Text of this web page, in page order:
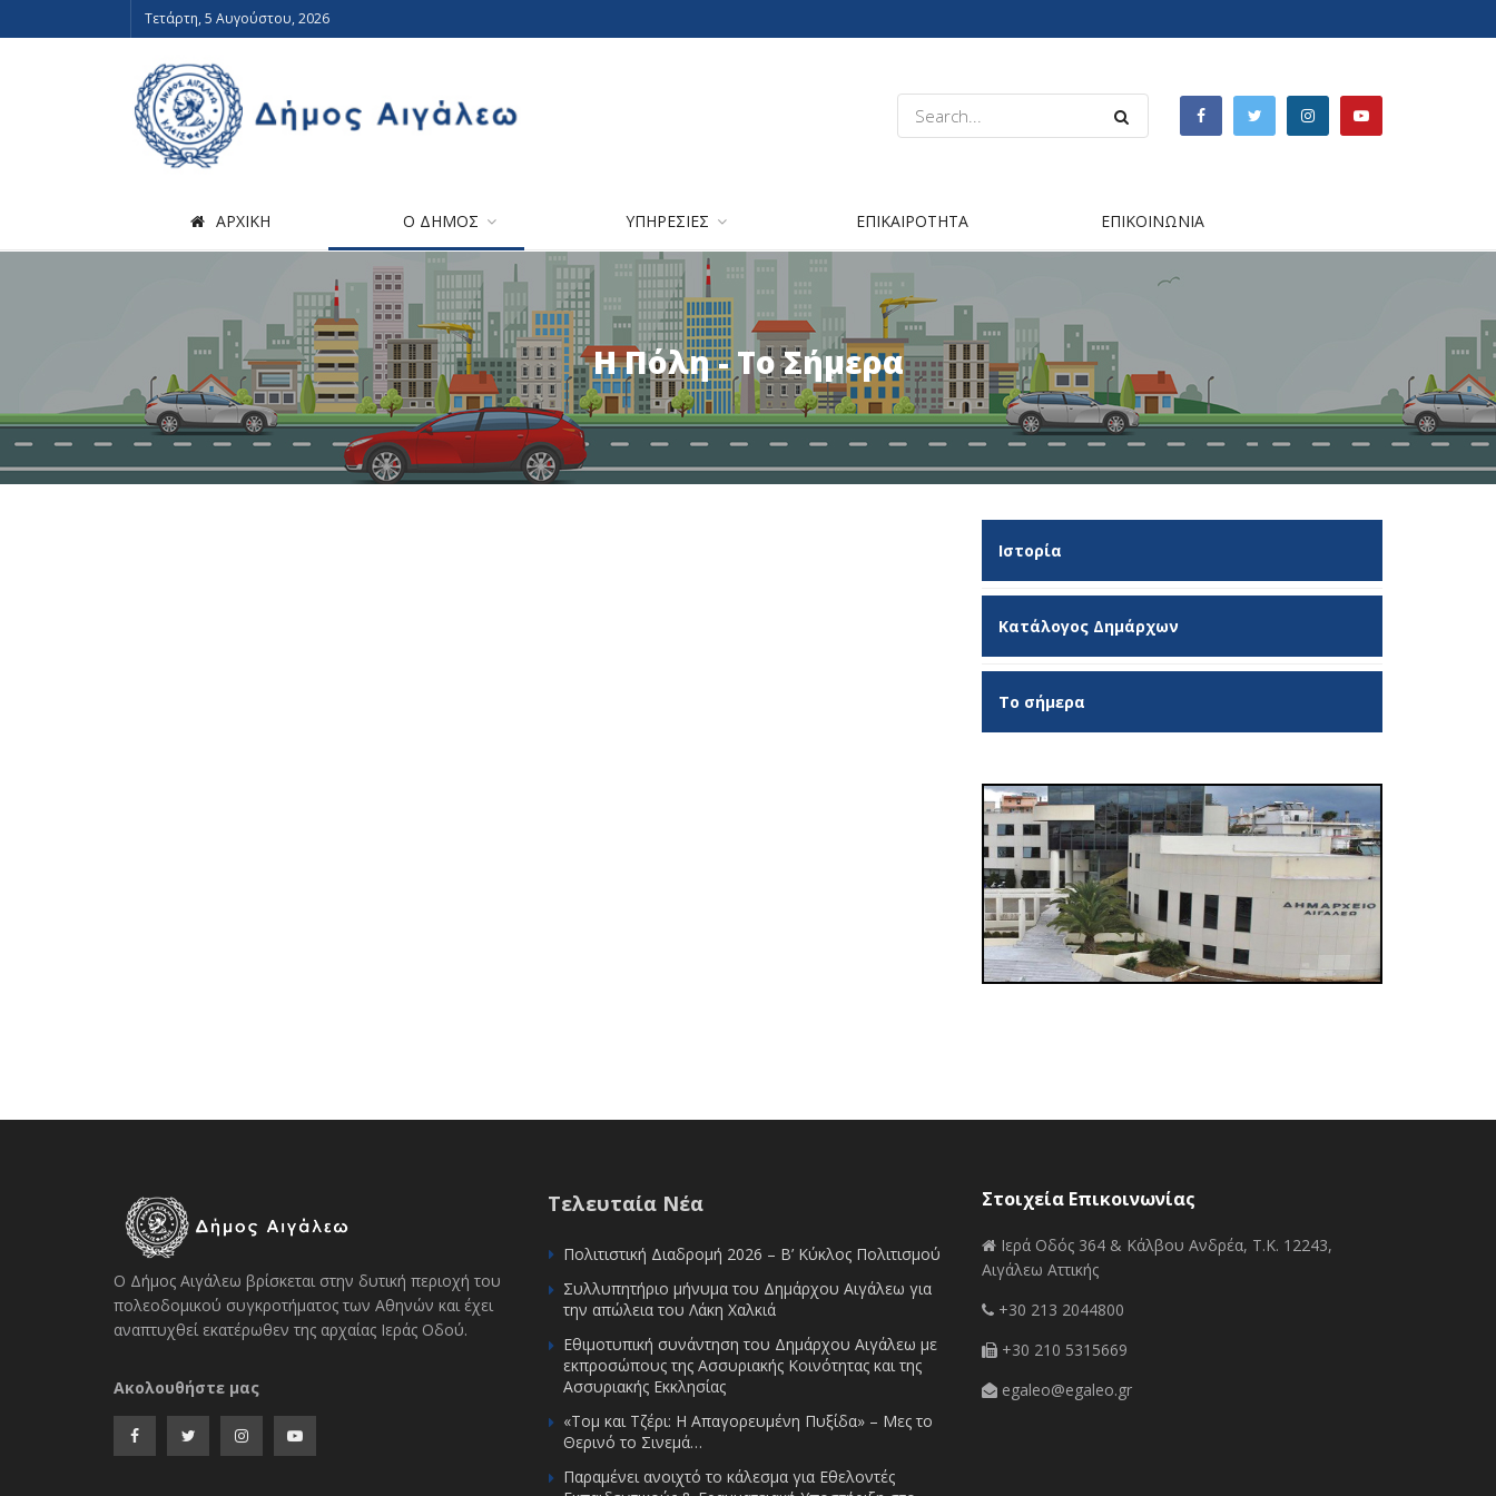
Τετάρτη, 5 Αυγούστου, 2026
ΑΡΧΙΚΗ Ο ΔΗΜΟΣ ΥΠΗΡΕΣΙΕΣ ΕΠΙΚΑΙΡΟΤΗΤΑ ΕΠΙΚΟΙΝΩΝΙΑ
Η Πόλη - Το Σήμερα
Ιστορία
Κατάλογος Δημάρχων
Το σήμερα
Ο Δήμος Αιγάλεω βρίσκεται στην δυτική περιοχή του
πολεοδομικού συγκροτήματος των Αθηνών και έχει
αναπτυχθεί εκατέρωθεν της αρχαίας Ιεράς Οδού.
Ακολουθήστε μας
Τελευταία Νέα
Πολιτιστική Διαδρομή 2026 – Β’ Κύκλος Πολιτισμού
Συλλυπητήριο μήνυμα του Δημάρχου Αιγάλεω για
την απώλεια του Λάκη Χαλκιά
Εθιμοτυπική συνάντηση του Δημάρχου Αιγάλεω με
εκπροσώπους της Ασσυριακής Κοινότητας και της
Ασσυριακής Εκκλησίας
«Τομ και Τζέρι: Η Απαγορευμένη Πυξίδα» – Μες το
Θερινό το Σινεμά…
Παραμένει ανοιχτό το κάλεσμα για Εθελοντές
Στοιχεία Επικοινωνίας
Ιερά Οδός 364 & Κάλβου Ανδρέα, Τ.Κ. 12243,
Αιγάλεω Αττικής
+30 213 2044800
+30 210 5315669
egaleo@egaleo.gr